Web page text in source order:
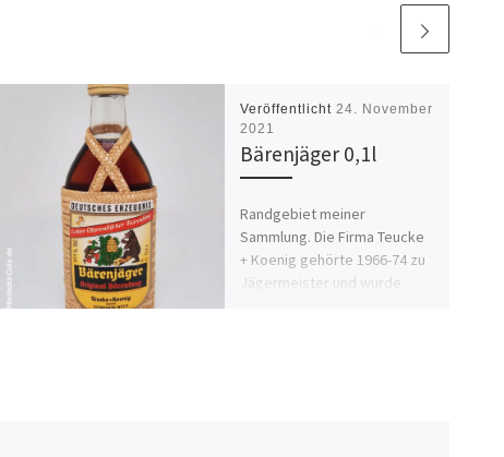
Veröffentlicht 24. November
2021
Bärenjäger 0,1l
Randgebiet meiner
Sammlung. Die Firma Teucke
+ Koenig gehörte 1966-74 zu
Jägermeister und wurde